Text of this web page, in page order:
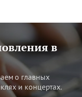
в
о главных
и концертах.